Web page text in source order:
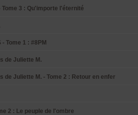
Tome 3 : Qu'importe l'éternité
Tome 1 : #8PM
de Juliette M.
de Juliette M. - Tome 2 : Retour en enfer
2 : Le peuple de l'ombre